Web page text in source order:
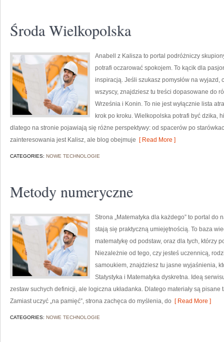
Środa Wielkopolska
Anabell z Kalisza to portal podróżniczy
potrafi oczarować spokojem. To kącik dla
inspiracją. Jeśli szukasz pomysłów na
wszyscy, znajdziesz tu treści dopasowane do
Września i Konin. To nie jest wyłącznie lista
krok po kroku. Wielkopolska potrafi być dzika,
dlatego na stronie pojawiają się różne perspektywy: od spacerów po
zainteresowania jest Kalisz, ale blog obejmuje [ Read More ]
CATEGORIES: NOWE TECHNOLOGIE
Metody numeryczne
Strona „Matematyka dla każdego” to portal do
stają się praktyczną umiejętnością. To baza
matematykę od podstaw, oraz dla tych, którzy
Niezależnie od tego, czy jesteś uczennicą,
samoukiem, znajdziesz tu jasne wyjaśnienia,
Statystyka i Matematyka dyskretna. Ideą
zestaw suchych definicji, ale logiczna układanka. Dlatego materiały są pisane
Zamiast uczyć „na pamięć”, strona zachęca do myślenia, do [ Read More ]
CATEGORIES: NOWE TECHNOLOGIE